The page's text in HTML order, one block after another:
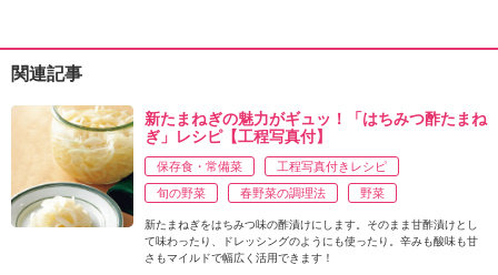
関連記事
新たまねぎの魅力がギュッ！「はちみつ酢たまね
ぎ」レシピ【工程写真付】
保存食・常備菜
工程写真付きレシピ
旬の野菜
春野菜の調理法 野菜
新たまねぎをはちみつ味の酢漬けにします。そのまま甘酢漬けとし
て味わったり、ドレッシングのようにも使ったり。辛みも酸味も甘
さもマイルドで幅広く活用できます！